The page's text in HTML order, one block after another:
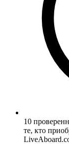
10
те, кто